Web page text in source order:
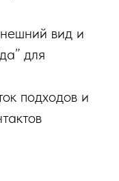
вид и
для
подходов и